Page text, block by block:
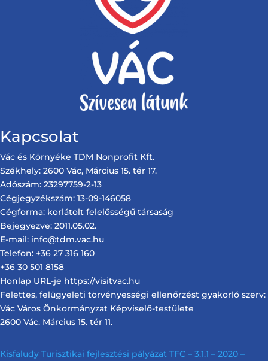
Kapcsolat
Vác és Környéke TDM Nonprofit Kft.
Székhely: 2600 Vác, Március 15. tér 17.
Adószám: 23297759-2-13
Cégjegyzékszám: 13-09-146058
Cégforma: korlátolt felelősségű társaság
Bejegyezve: 2011.05.02.
E-mail: info@tdm.vac.hu
Telefon: +36 27 316 160
+36 30 501 8158
Honlap URL-je https://visitvac.hu
Felettes, felügyeleti törvényességi ellenőrzést gyakorló szerv:
Vác Város Önkormányzat Képviselő-testülete
2600 Vác. Március 15. tér 11.
Kisfaludy Turisztikai fejlesztési pályázat TFC – 3.1.1 – 2020 –